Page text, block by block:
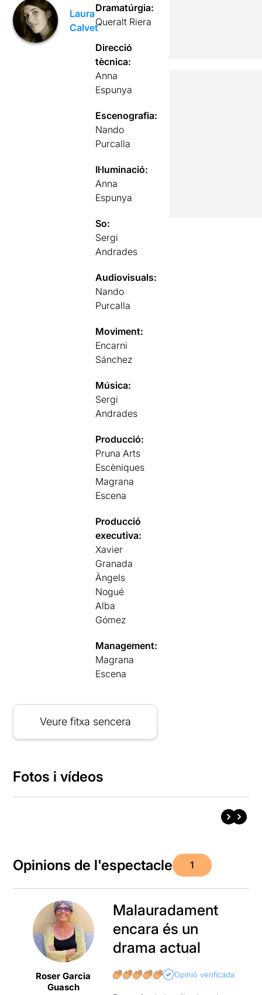
Laura
Calvet
Dramatúrgia:
Queralt Riera
Direcció
tècnica:
Anna
Espunya
Escenografia:
Nando
Purcalla
Il·luminació:
Anna
Espunya
So:
Sergi
Andrades
Audiovisuals:
Nando
Purcalla
Moviment:
Encarni
Sánchez
Música:
Sergi
Andrades
Producció:
Pruna Arts
Escèniques
Magrana
Escena
Producció
executiva:
Xavier
Granada
Àngels
Nogué
Alba
Gómez
Management:
Magrana
Escena
Veure fitxa sencera
Fotos i vídeos
Opinions de l'espectacle 1
Roser Garcia
Guasch
Malauradament
encara és un
drama actual
Opinió verificada